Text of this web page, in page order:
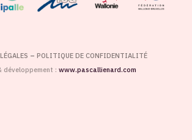
–POLITIQUE DE CONFIDENTIALITÉ
développement :www.pascallienard.com